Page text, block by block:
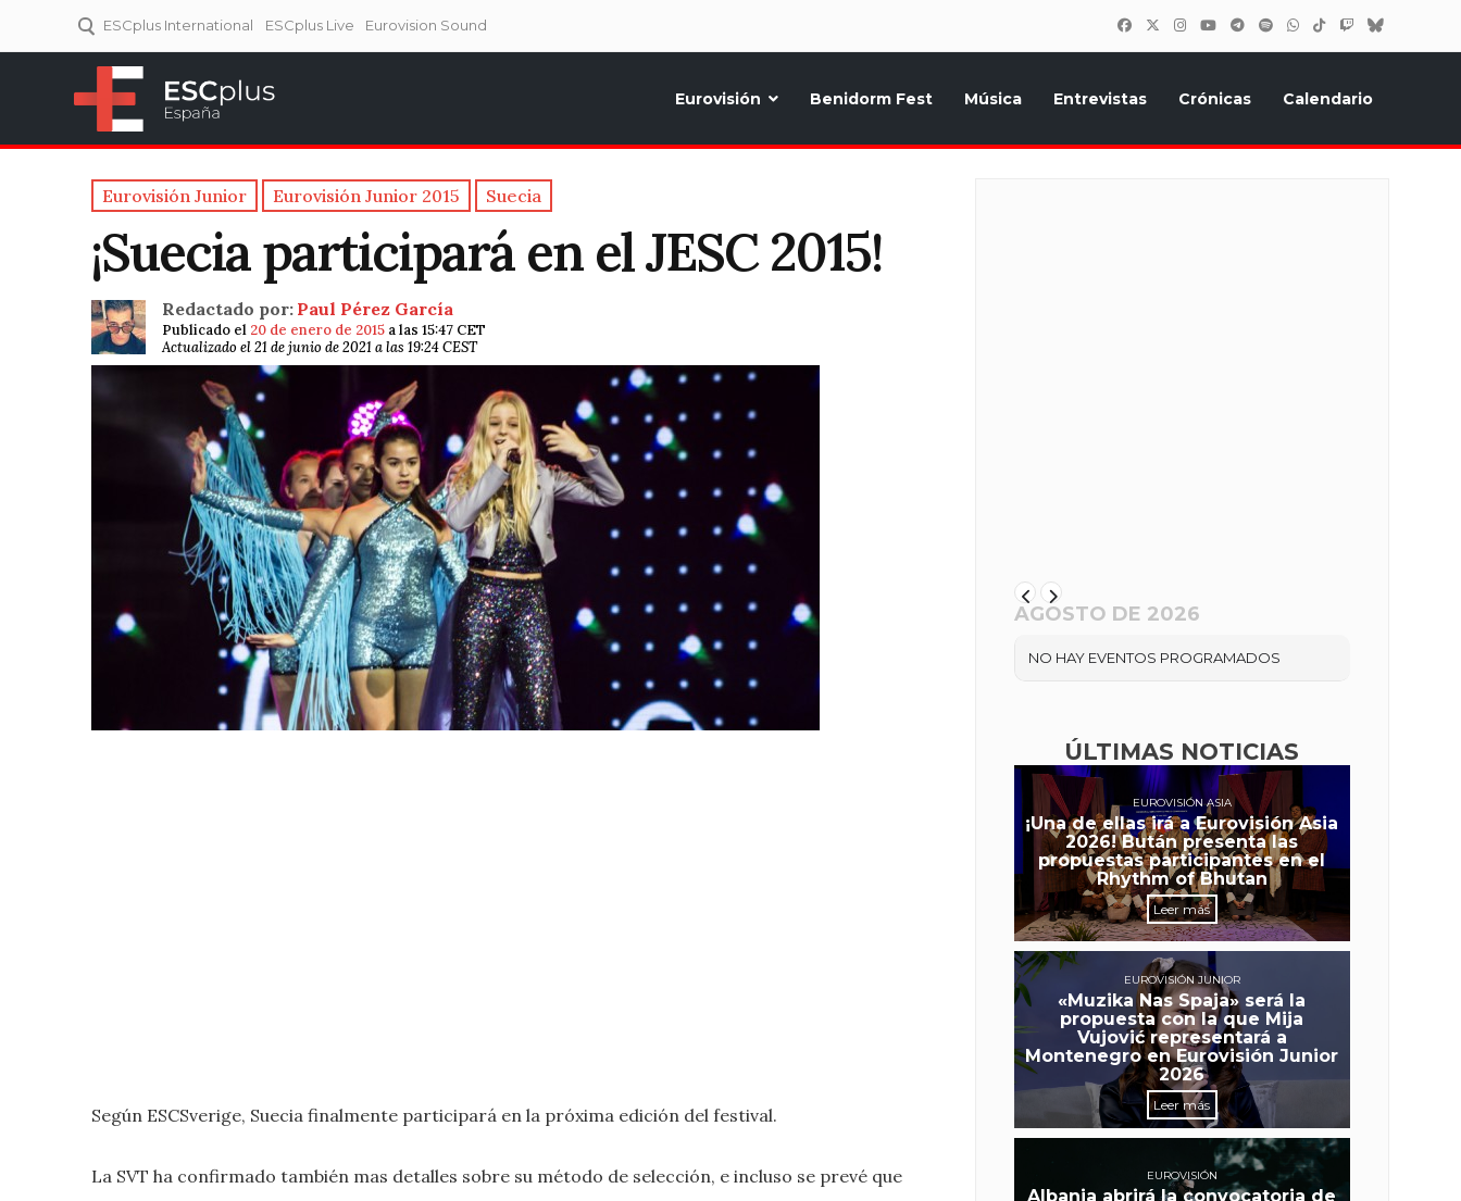
ESCplus International ESCplus Live Eurovision Sound
Eurovisión Benidorm Fest Música Entrevistas Crónicas Calendario
Eurovisión Junior Eurovisión Junior 2015 Suecia
¡Suecia participará en el JESC 2015!
Redactado por: Paul Pérez García
Publicado el 20 de enero de 2015 a las 15:47 CET
Actualizado el 21 de junio de 2021 a las 19:24 CEST
Según ESCSverige, Suecia finalmente participará en la próxima edición del festival.
La SVT ha confirmado también mas detalles sobre su método de selección, e incluso se prevé que
AGOSTO DE 2026
NO HAY EVENTOS PROGRAMADOS
ÚLTIMAS NOTICIAS
EUROVISIÓN ASIA
¡Una de ellas irá a Eurovisión Asia
2026! Bután presenta las
propuestas participantes en el
Rhythm of Bhutan
Leer más
EUROVISIÓN JUNIOR
«Muzika Nas Spaja» será la
propuesta con la que Mija
Vujović representará a
Montenegro en Eurovisión Junior
2026
Leer más
EUROVISIÓN
Albania abrirá la convocatoria de